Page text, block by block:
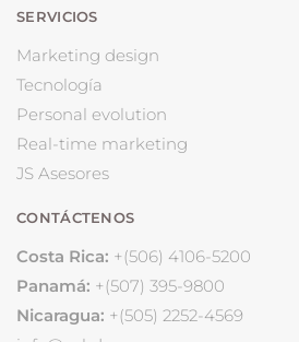
SERVICIOS
Marketing design
Tecnología
Personal evolution
Real-time marketing
JS Asesores
CONTÁCTENOS
Costa Rica: +(506) 4106-5200
Panamá: +(507) 395-9800
Nicaragua: +(505) 2252-4569